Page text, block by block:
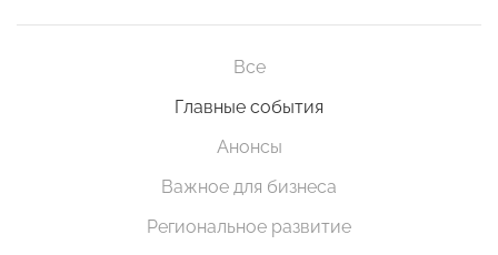
Все
Главные события
Анонсы
Важное для бизнеса
Региональное развитие